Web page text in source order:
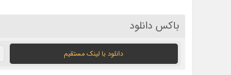
باکس دانلود
دانلود با لينک مستقيم